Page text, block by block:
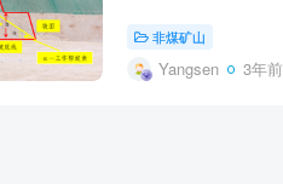
非煤矿山
Yangsen 3年前